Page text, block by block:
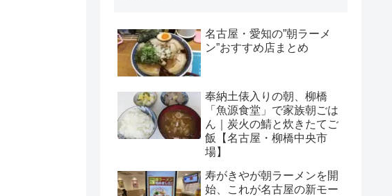
名古屋・愛知の”朝ラーメ
ン”おすすめ店まとめ
奉納土俵入りの朝、柳橋
「魚源食堂」で家族朝ごは
ん｜炭火の鯖と炊きたてご
飯【名古屋・柳橋中央市
場】
寿がきやが朝ラーメンを開
始、これが名古屋の新モー